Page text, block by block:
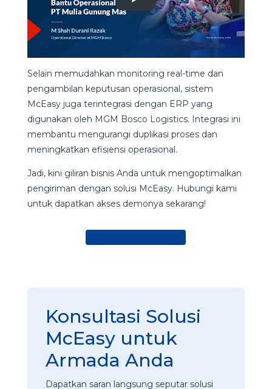
Selain memudahkan monitoring real-time dan
pengambilan keputusan operasional, sistem
McEasy juga terintegrasi dengan ERP yang
digunakan oleh MGM Bosco Logistics. Integrasi ini
membantu mengurangi duplikasi proses dan
meningkatkan efisiensi operasional.
Jadi, kini giliran bisnis Anda untuk mengoptimalkan
pengiriman dengan solusi McEasy. Hubungi kami
untuk dapatkan akses demonya sekarang!
Konsultasi Solusi
McEasy untuk
Armada Anda
Dapatkan saran langsung seputar solusi